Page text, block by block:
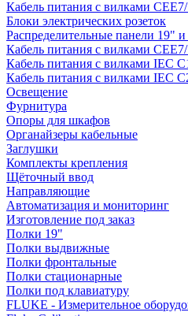
Кабель питания с вилками
Блоки электрических розеток
Распределительные панели 19"
Кабель питания с вилками
Кабель питания с вилками IEC
Кабель питания с вилками IEC
Освещение
Фурнитура
Опоры для шкафов
Органайзеры кабельные
Заглушки
Комплекты крепления
Щёточный ввод
Направляющие
Автоматизация и мониторинг
Изготовление под заказ
Полки 19"
Полки выдвижные
Полки фронтальные
Полки стационарные
Полки под клавиатуру
FLUKE - Измерительное